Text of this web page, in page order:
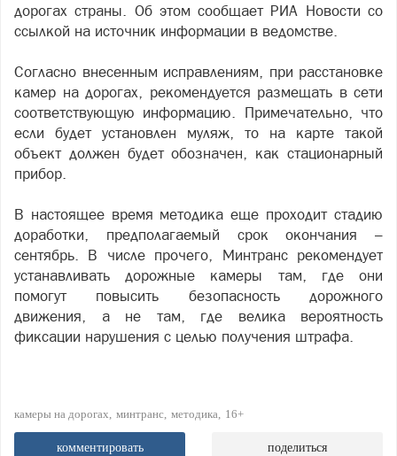
дорогах страны. Об этом сообщает РИА Новости со
ссылкой на источник информации в ведомстве.
Согласно внесенным исправлениям, при расстановке
камер на дорогах, рекомендуется размещать в сети
соответствующую информацию. Примечательно, что
если будет установлен муляж, то на карте такой
объект должен будет обозначен, как стационарный
прибор.
В настоящее время методика еще проходит стадию
доработки, предполагаемый срок окончания –
сентябрь. В числе прочего, Минтранс рекомендует
устанавливать дорожные камеры там, где они
помогут повысить безопасность дорожного
движения, а не там, где велика вероятность
фиксации нарушения с целью получения штрафа.
камеры на дорогах минтранс методика 16+
комментировать поделиться